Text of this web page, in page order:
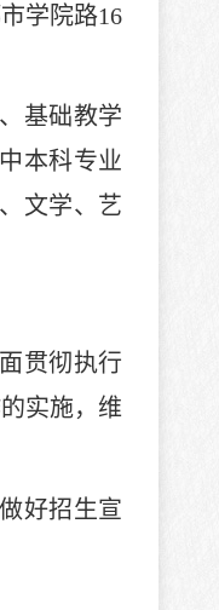
学院路16
基础教学
本科专业
文学、艺
贯彻执行
实施，维
好招生宣